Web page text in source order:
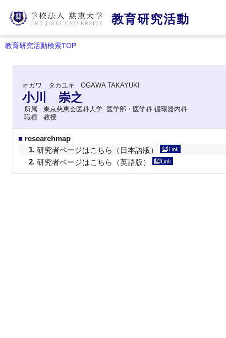
教育研究活動
教育研究活動検索TOP
オガワ タカユキ OGAWA TAKAYUKI
小川 崇之
所属
東京慈恵会医科大学 医学部・医学科 循環器内科
職種
教授
■ researchmap
1. 研究者ページはこちら（日本語版）
2. 研究者ページはこちら（英語版）